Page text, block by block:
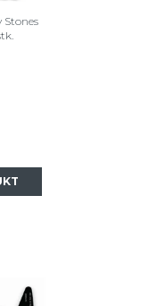
Stones